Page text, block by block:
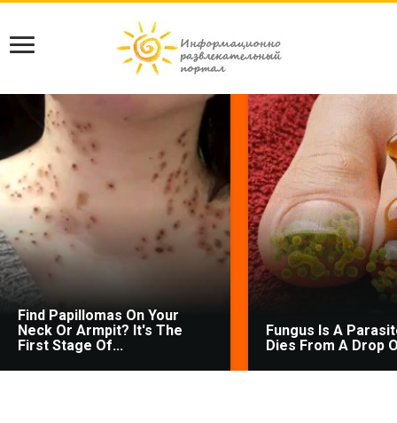
Find Papillomas On Your
Neck Or Armpit? It's The
First Stage Of...
Fungus Is A
Dies From A Drop